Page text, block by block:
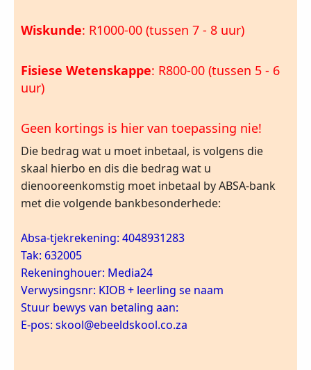
Wiskunde: R1000-00 (tussen 7 - 8 uur)
Fisiese Wetenskappe: R800-00 (tussen 5 - 6
uur)
Geen kortings is hier van toepassing nie!
Die bedrag wat u moet inbetaal, is volgens die
skaal hierbo en dis die bedrag wat u
dienooreenkomstig moet inbetaal by ABSA-bank
met die volgende bankbesonderhede:
Absa-tjekrekening: 4048931283
Tak: 632005
Rekeninghouer: Media24
Verwysingsnr: KIOB + leerling se naam
Stuur bewys van betaling aan:
E-pos: skool@ebeeldskool.co.za